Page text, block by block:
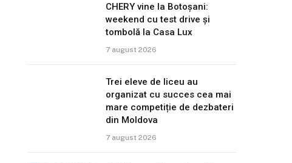
CHERY vine la Botoșani:
weekend cu test drive și
tombolă la Casa Lux
7 august 2026
Trei eleve de liceu au
organizat cu succes cea mai
mare competiție de dezbateri
din Moldova
7 august 2026